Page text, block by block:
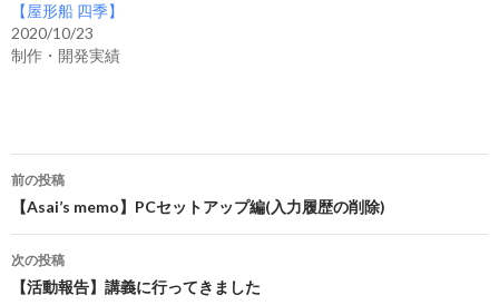
【屋形船 四季】
2020/10/23
制作・開発実績
投
稿
ナ
ビ
前の投稿
【Asai’s memo】PCセットアップ編(入力履歴の削除)
次の投稿
【活動報告】講義に行ってきました